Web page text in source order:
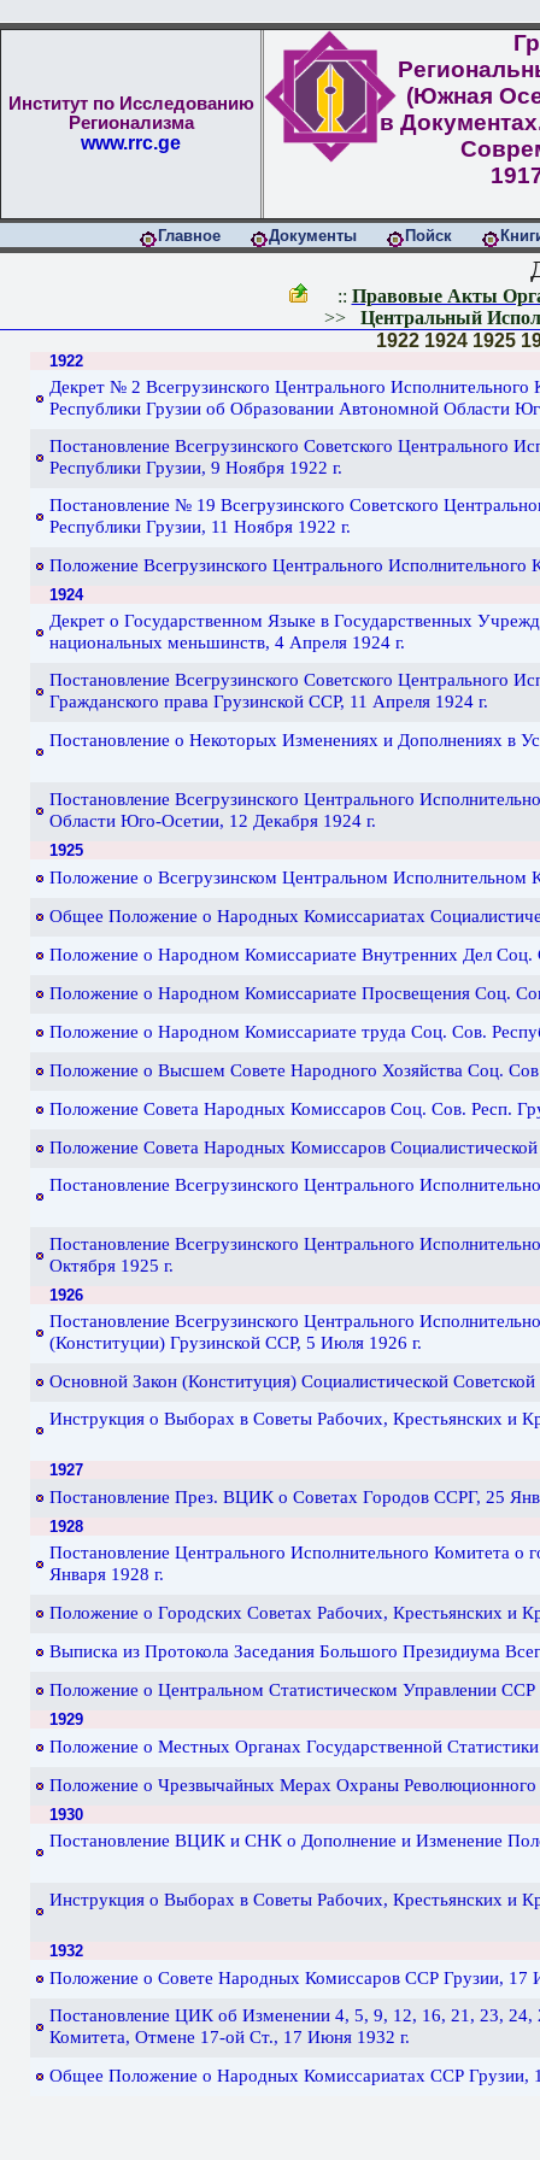
Институт по Исследованию
Регионализма
www.rrc.ge
(Южная
в
Главное Документы Пойск
:: Правовые Акты
>> Центральный
1922 1924 1925
1922
Декрет № 2 Всегрузинского Центрального
Республики Грузии об Образовании Автономной Области
Постановление Всегрузинского Советского Центрального
Республики Грузии, 9 Ноября 1922 г.
Постановление № 19 Всегрузинского Советского
Республики Грузии, 11 Ноября 1922 г.
Положение Всегрузинского Центрального
1924
Декрет о Государственном Языке в Государственных
национальных меньшинств, 4 Апреля 1924 г.
Постановление Всегрузинского Советского Центрального
Гражданского права Грузинской ССР, 11 Апреля 1924 г.
Постановление о Некоторых Изменениях и Дополнениях в
Постановление Всегрузинского Центрального
Области Юго-Осетии, 12 Декабря 1924 г.
1925
Положение о Всегрузинском Центральном Исполнительном
Общее Положение о Народных Комиссариатах
Положение о Народном Комиссариате Внутренних Дел Соц.
Положение о Народном Комиссариате Просвещения Соц.
Положение о Народном Комиссариате труда Соц. Сов.
Положение о Высшем Совете Народного Хозяйства Соц.
Положение Совета Народных Комиссаров Соц. Сов. Респ.
Положение Совета Народных Комиссаров
Постановление Всегрузинского Центрального
Постановление Всегрузинского Центрального
Октября 1925 г.
1926
Постановление Всегрузинского Центрального
(Конституции) Грузинской ССР, 5 Июля 1926 г.
Основной Закон (Конституция) Социалистической
Инструкция о Выборах в Советы Рабочих, Крестьянских и
1927
Постановление През. ВЦИК о Советах Городов ССРГ, 25
1928
Постановление Центрального Исполнительного Комитета о
Января 1928 г.
Положение о Городских Советах Рабочих, Крестьянских и
Выписка из Протокола Заседания Большого Президиума
Положение о Центральном Статистическом Управлении ССР
1929
Положение о Местных Органах Государственной
Положение о Чрезвычайных Мерах Охраны
1930
Постановление ВЦИК и СНК о Дополнение и Изменение
Инструкция о Выборах в Советы Рабочих, Крестьянских и
1932
Положение о Совете Народных Комиссаров ССР Грузии, 17
Постановление ЦИК об Изменении 4, 5, 9, 12, 16, 21, 23, 24,
Комитета, Отмене 17-ой Ст., 17 Июня 1932 г.
Общее Положение о Народных Комиссариатах ССР Грузии,